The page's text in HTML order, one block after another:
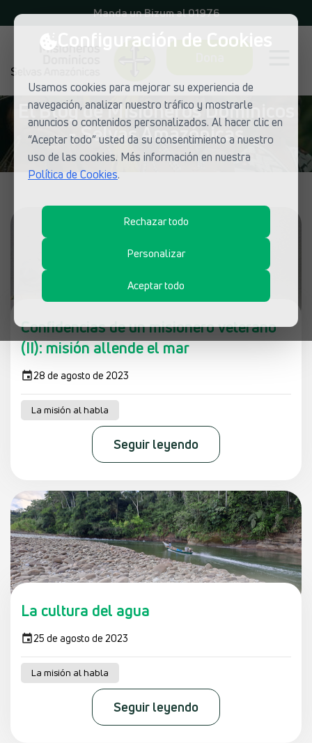
Configuración de Cookies
Usamos cookies para mejorar su experiencia de
navegación, analizar nuestro tráfico y mostrarle
anuncios o contenidos personalizados. Al hacer clic en
“Aceptar todo” usted da su consentimiento a nuestro
uso de las cookies. Más información en nuestra
Política de Cookies.
Rechazar todo
Personalizar
Aceptar todo
Manda un Bizum al 01976
El Blog de Misioneros Dominicos
- Selvas Amazónicas
Confidencias de un misionero veterano
(II): misión allende el mar
28 de agosto de 2023
La misión al habla
Seguir leyendo
La cultura del agua
25 de agosto de 2023
La misión al habla
Seguir leyendo